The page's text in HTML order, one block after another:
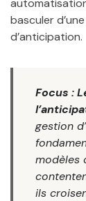
basculer
d’anticipation.
Focus :
gestion
modèles
ils